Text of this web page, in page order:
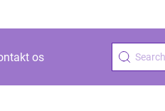
os